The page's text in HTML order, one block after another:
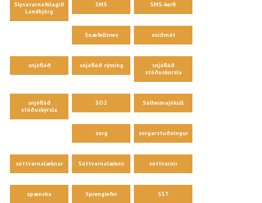
Slysavarnafélagið
Landbjörg
SMS SMS-kerfi
Snæfellsnes sniðmát
snjóflóð snjóflóð rýming
snjóflóð
stöðuskúrsla
snjóflóð
stöðuskýrsla
SO2 Sólheimajökull
sorg sorgarstuðningur
sóttvarnalæknar Sóttvarnalæknir sóttvarnir
spænska Sprengiefni SST